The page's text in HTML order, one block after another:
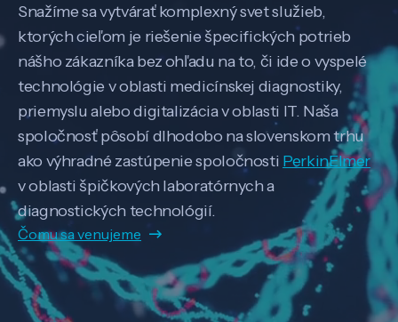
Snažíme sa vytvárať komplexný svet služieb,
ktorých cieľom je riešenie špecifických potrieb
nášho zákazníka bez ohľadu na to, či ide o vyspelé
technológie v oblasti medicínskej diagnostiky,
priemyslu alebo digitalizácia v oblasti IT. Naša
spoločnosť pôsobí dlhodobo na slovenskom trhu
ako výhradné zastúpenie spoločnosti PerkinElmer
v oblasti špičkových laboratórnych a
diagnostických technológií.
Čomu sa venujeme